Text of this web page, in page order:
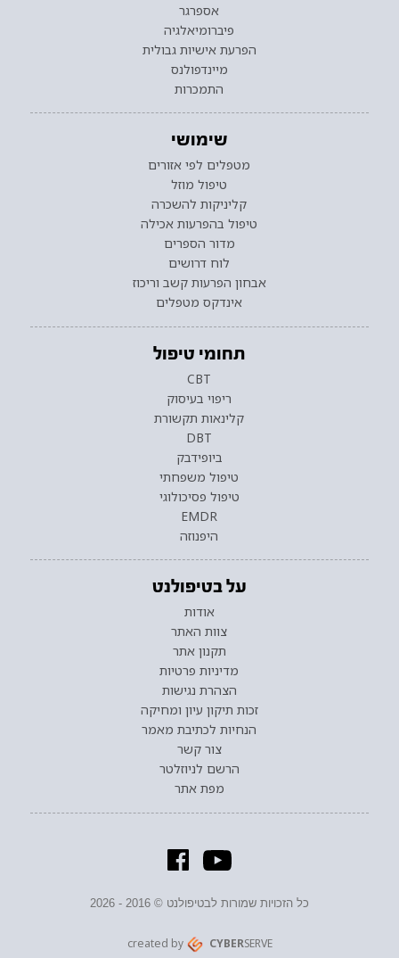
אספרגר
פיברומיאלגיה
הפרעת אישיות גבולית
מיינדפולנס
התמכרות
שימושי
מטפלים לפי אזורים
טיפול מוזל
קליניקות להשכרה
טיפול בהפרעות אכילה
מדור הספרים
לוח דרושים
אבחון הפרעות קשב וריכוז
אינדקס מטפלים
תחומי טיפול
CBT
ריפוי בעיסוק
קלינאות תקשורת
DBT
ביופידבק
טיפול משפחתי
טיפול פסיכולוגי
EMDR
היפנוזה
על בטיפולנט
אודות
צוות האתר
תקנון אתר
מדיניות פרטיות
הצהרת נגישות
זכות תיקון עיון ומחיקה
הנחיות לכתיבת מאמר
צור קשר
הרשם לניוזלטר
מפת אתר
כל הזכויות שמורות לבטיפולנט © 2016 - 2026
created by CYBERSERVE